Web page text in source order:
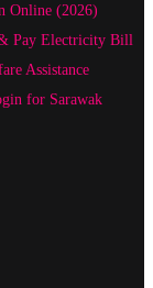
Online (2026)
Pay Electricity Bill
Assistance
for Sarawak